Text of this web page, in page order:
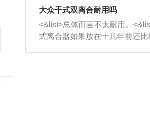
室，最后形成废气排出，就可以
催化器得到清洗，排气管堵塞的
能够得到解决。
造成烧机油。<&list>3、机油粘
机油粘度过小的话，同样会有
象，机油粘度过小具有很好的流
无法制作，需要将车辆送到修理
店；<&list>2.车辆半轴套管防尘
裂，破裂后会出现漏油现象，使
损严重，磨损的半轴容易损坏，
响；<&list>3.稳定器的转向胶套
大众干式双离合耐用吗
<&list>总体而言不太耐用。
式离合器如果放在十几年前还比